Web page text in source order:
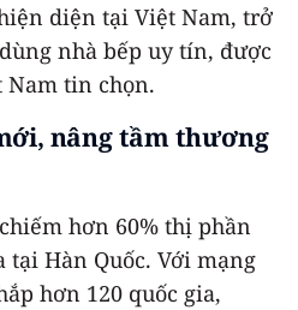
diện tại Việt Nam, trở
nhà bếp uy tín, được
Nam tin chọn.
nâng tầm thương
hơn 60% thị phần
Hàn Quốc. Với mạng
hơn 120 quốc gia,